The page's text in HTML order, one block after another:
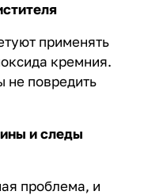
применять
кремния.
не повредить
и следы
проблема, и